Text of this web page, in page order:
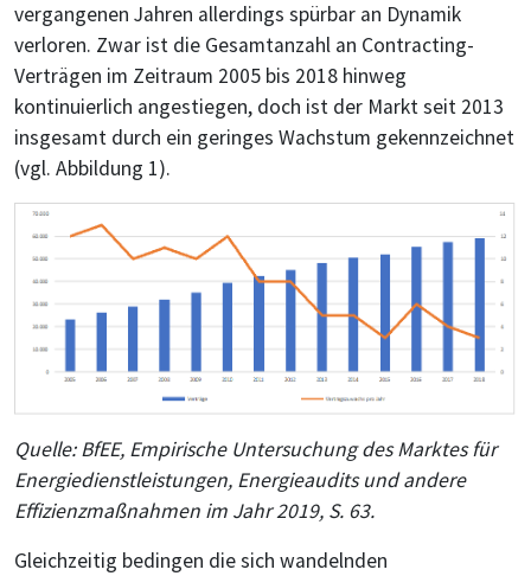
vergangenen Jahren allerdings spürbar an Dynamik
verloren. Zwar ist die Gesamtanzahl an Contracting-
Verträgen im Zeitraum 2005 bis 2018 hinweg
kontinuierlich angestiegen, doch ist der Markt seit 2013
insgesamt durch ein geringes Wachstum gekennzeichnet
(vgl. Abbildung 1).
Quelle: BfEE, Empirische Untersuchung des Marktes für
Energiedienstleistungen, Energieaudits und andere
Effizienzmaßnahmen im Jahr 2019, S. 63.
Gleichzeitig bedingen die sich wandelnden